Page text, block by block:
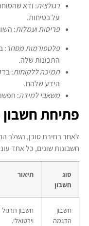
רגולציה: ודא
על בטיחות.
פריסות ועמלות:
פלטפורמות מסחר:
התכונות שלה.
תמיכה ללקוחות:
הידע שלהם.
משאבי למידה:
פתיחת
לאחר בחירת סוכן, השלב
חשבונות שונים, כל אחד
סוג
חשבון
תיאור
חשבון
הדגמה
חשבון
וירטואלי.